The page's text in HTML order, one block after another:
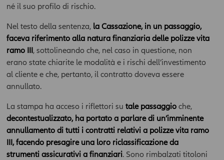
né il suo profilo di rischio.
Nel testo della sentenza, la Cassazione, in un passaggio,
faceva riferimento alla natura finanziaria delle polizze vita
ramo III, sottolineando che, nel caso in questione, non
erano state chiarite le modalità e i rischi dell’investimento
al cliente e che, pertanto, il contratto doveva essere
annullato.
La stampa ha acceso i riflettori su tale passaggio che,
decontestualizzato, ha portato a parlare di un’imminente
annullamento di tutti i contratti relativi a polizze vita ramo
III, facendo presagire una loro riclassificazione da
strumenti assicurativi a finanziari. Sono rimbalzati titoloni